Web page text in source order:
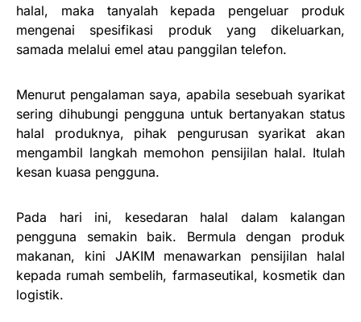
halal, maka tanyalah kepada pengeluar produk
mengenai spesifikasi produk yang dikeluarkan,
samada melalui emel atau panggilan telefon.
Menurut pengalaman saya, apabila sesebuah syarikat
sering dihubungi pengguna untuk bertanyakan status
halal produknya, pihak pengurusan syarikat akan
mengambil langkah memohon pensijilan halal. Itulah
kesan kuasa pengguna.
Pada hari ini, kesedaran halal dalam kalangan
pengguna semakin baik. Bermula dengan produk
makanan, kini JAKIM menawarkan pensijilan halal
kepada rumah sembelih, farmaseutikal, kosmetik dan
logistik.